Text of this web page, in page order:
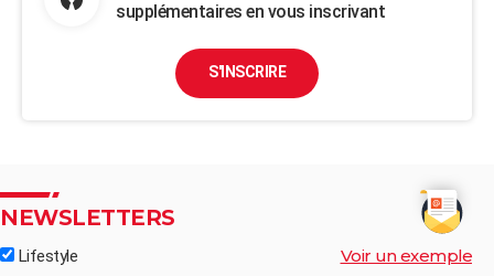
supplémentaires en vous inscrivant
S'INSCRIRE
NEWSLETTERS
Lifestyle Voir un exemple